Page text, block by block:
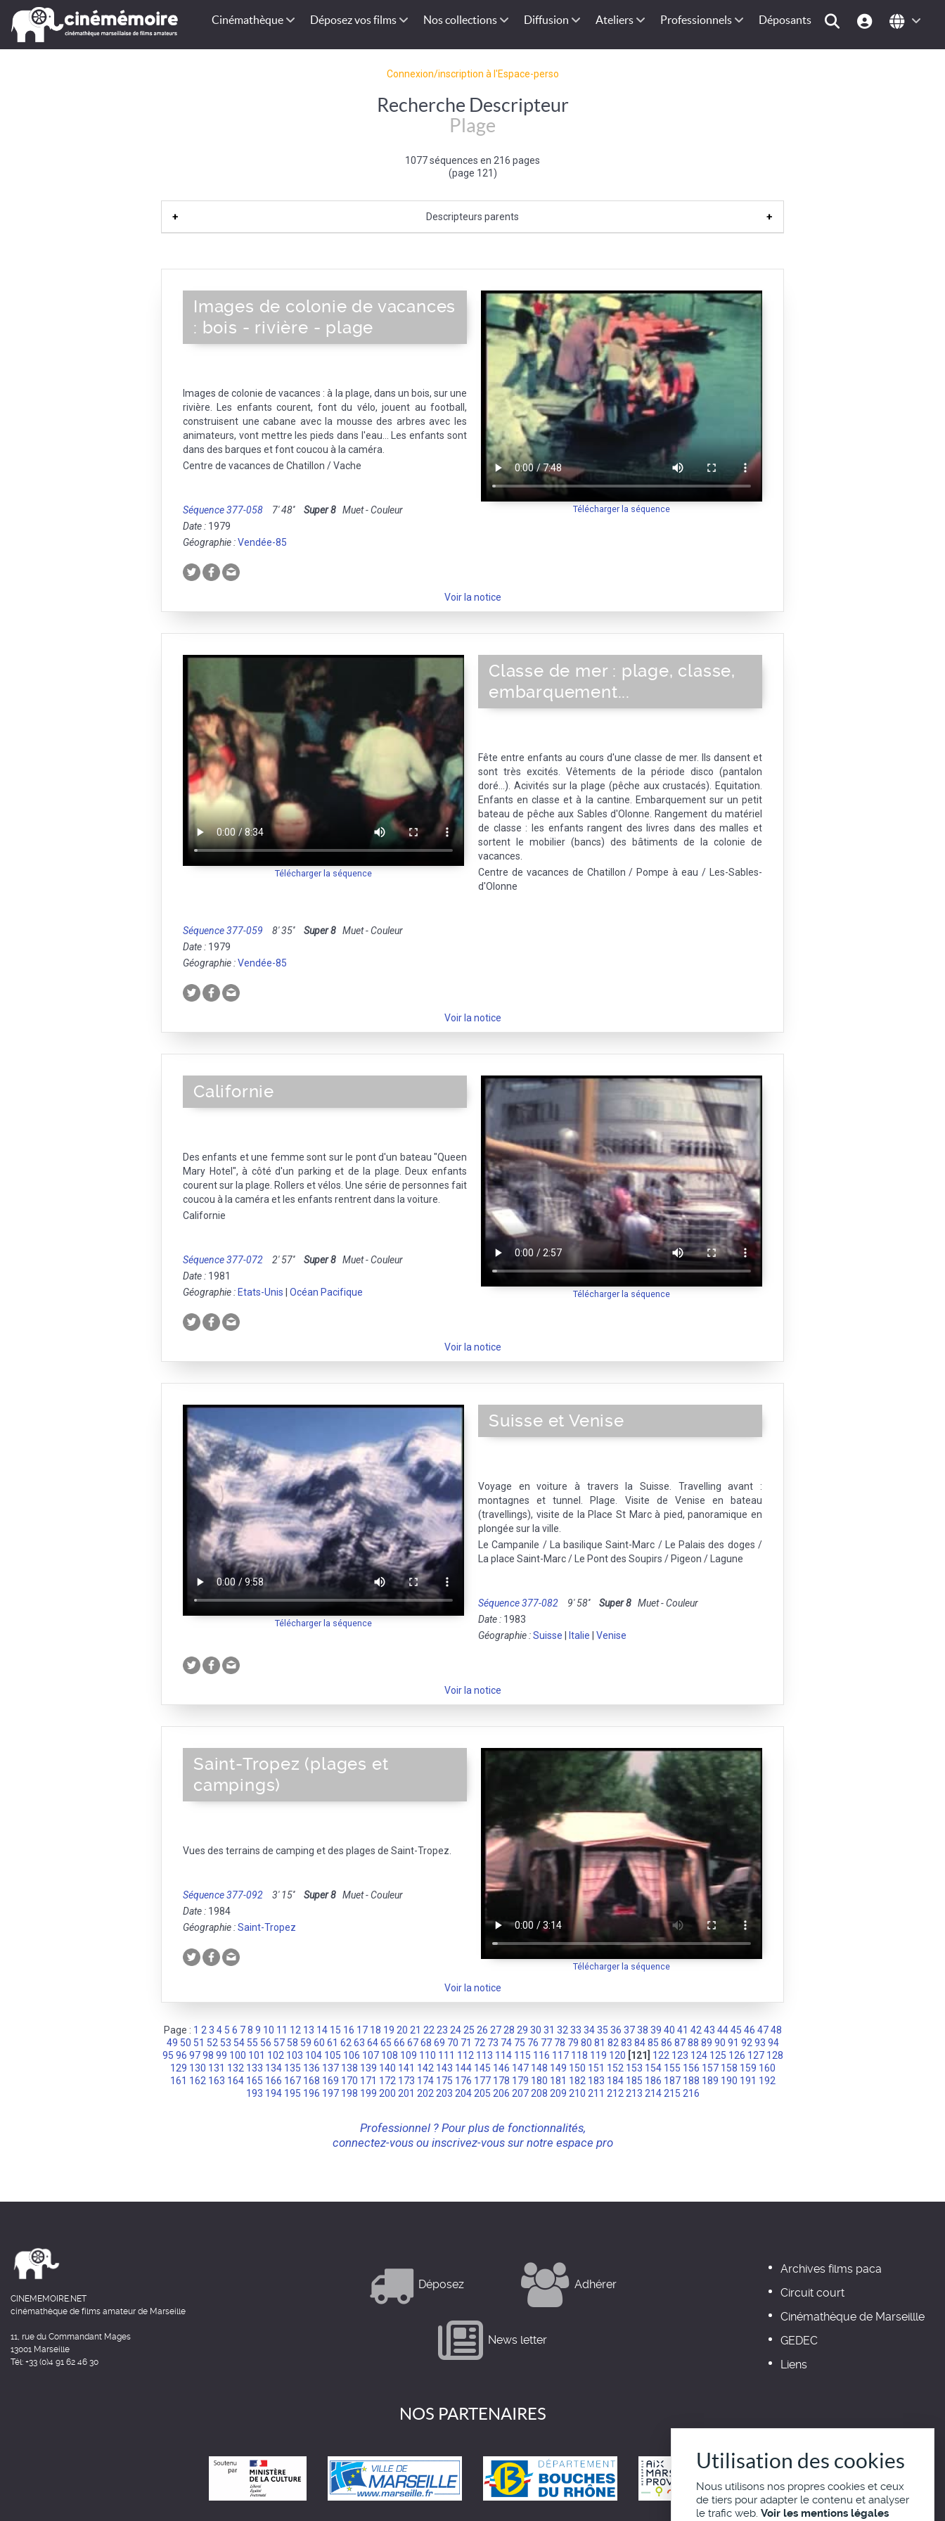
Cinémathèque Déposez vos films Nos collections Diffusion Ateliers Professionnels Déposants
Connexion/inscription à l'Espace-perso
Recherche Descripteur
Plage
1077 séquences en 216 pages
(page 121)
Descripteurs parents
Télécharger la séquence
Images de colonie de vacances
: bois - rivière - plage
Images de colonie de vacances : à la plage, dans un bois, sur une
rivière. Les enfants courent, font du vélo, jouent au football,
construisent une cabane avec la mousse des arbres avec les
animateurs, vont mettre les pieds dans l'eau... Les enfants sont
dans des barques et font coucou à la caméra.
Centre de vacances de Chatillon / Vache
Séquence 377-058 7' 48'' Super 8 Muet - Couleur
Date : 1979
Géographie :Vendée-85
Voir la notice
Télécharger la séquence
Classe de mer : plage, classe,
embarquement...
Fête entre enfants au cours d'une classe de mer. Ils dansent et
sont très excités. Vêtements de la période disco (pantalon
doré...). Acivités sur la plage (pêche aux crustacés). Equitation.
Enfants en classe et à la cantine. Embarquement sur un petit
bateau de pêche aux Sables d'Olonne. Rangement du matériel
de classe : les enfants rangent des livres dans des malles et
sortent le mobilier (bancs) des bâtiments de la colonie de
vacances.
Centre de vacances de Chatillon / Pompe à eau / Les-Sables-
d'Olonne
Séquence 377-059 8' 35'' Super 8 Muet - Couleur
Date : 1979
Géographie :Vendée-85
Voir la notice
Télécharger la séquence
Californie
Des enfants et une femme sont sur le pont d'un bateau "Queen
Mary Hotel", à côté d'un parking et de la plage. Deux enfants
courent sur la plage. Rollers et vélos. Une série de personnes fait
coucou à la caméra et les enfants rentrent dans la voiture.
Californie
Séquence 377-072 2' 57'' Super 8 Muet - Couleur
Date : 1981
Géographie : Etats-Unis Océan Pacifique
Voir la notice
Télécharger la séquence
Suisse et Venise
Voyage en voiture à travers la Suisse. Travelling avant :
montagnes et tunnel. Plage. Visite de Venise en bateau
(travellings), visite de la Place St Marc à pied, panoramique en
plongée sur la ville.
Le Campanile / La basilique Saint-Marc / Le Palais des doges /
La place Saint-Marc / Le Pont des Soupirs / Pigeon / Lagune
Séquence 377-082 9' 58'' Super 8 Muet - Couleur
Date : 1983
Géographie :Suisse Italie Venise
Voir la notice
Télécharger la séquence
Saint-Tropez (plages et
campings)
Vues des terrains de camping et des plages de Saint-Tropez.
Séquence 377-092 3' 15'' Super 8 Muet - Couleur
Date : 1984
Géographie :Saint-Tropez
Voir la notice
Page : 1 2 3 4 5 6 7 8 9 10 11 12 13 14 15 16 17 18 19 20 21 22 23 24 25 26 27 28 29 30 31 32 33 34 35 36 37 38 39 40 41 42 43 44 45 46 47 48
49 50 51 52 53 54 55 56 57 58 59 60 61 62 63 64 65 66 67 68 69 70 71 72 73 74 75 76 77 78 79 80 81 82 83 84 85 86 87 88 89 90 91 92 93 94
95 96 97 98 99 100 101 102 103 104 105 106 107 108 109 110 111 112 113 114 115 116 117 118 119 120 [121] 122 123 124 125 126 127 128
129 130 131 132 133 134 135 136 137 138 139 140 141 142 143 144 145 146 147 148 149 150 151 152 153 154 155 156 157 158 159 160
161 162 163 164 165 166 167 168 169 170 171 172 173 174 175 176 177 178 179 180 181 182 183 184 185 186 187 188 189 190 191 192
193 194 195 196 197 198 199 200 201 202 203 204 205 206 207 208 209 210 211 212 213 214 215 216
Professionnel ? Pour plus de fonctionnalités,
connectez-vous ou inscrivez-vous sur notre espace pro
CINEMEMOIRE.NET
cinémathèque de films amateur de Marseille
11, rue du Commandant Mages
13001 Marseille
Tél: +33 (0)4 91 62 46 30
Déposez Adhérer
News letter
Archives films paca
Circuit court
Cinémathèque de Marseillle
GEDEC
Liens
NOS PARTENAIRES
Utilisation des cookies
Nous utilisons nos propres cookies et ceux
de tiers pour adapter le contenu et analyser
le trafic web. Voir les mentions légales